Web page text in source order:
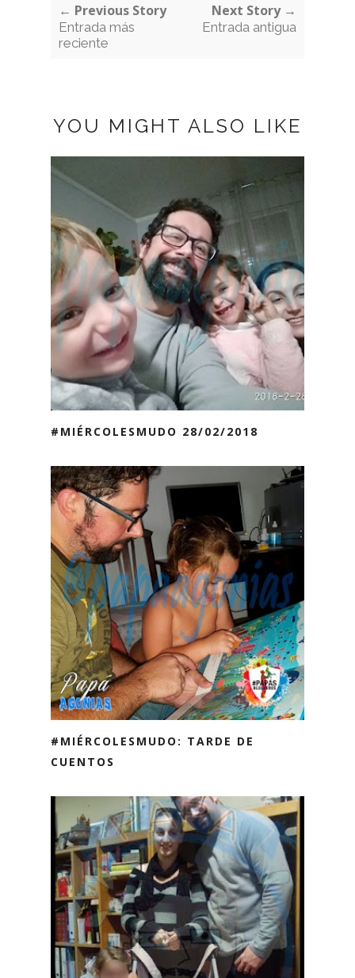
← Previous Story
Entrada más
reciente
Next Story →
Entrada antigua
YOU MIGHT ALSO LIKE
#MIÉRCOLESMUDO 28/02/2018
#MIÉRCOLESMUDO: TARDE DE
CUENTOS